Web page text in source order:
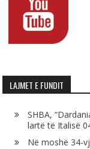
LAJMET E FUNDIT
SHBA,
lartë të Italisë
Në moshë 34-